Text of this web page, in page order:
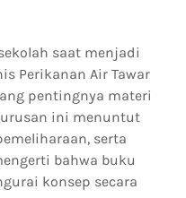
saat menjadi
Perikanan Air Tawar
pentingnya materi
ini menuntut
serta
bahwa buku
konsep secara